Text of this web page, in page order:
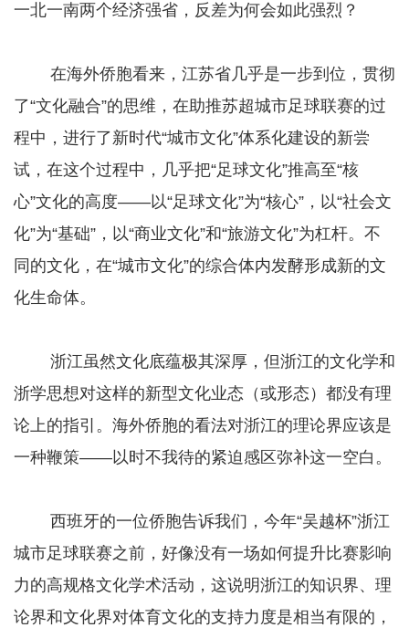
一北一南两个经济强省，反差为何会如此强烈？
在海外侨胞看来，江苏省几乎是一步到位，贯彻
了“文化融合”的思维，在助推苏超城市足球联赛的过
程中，进行了新时代“城市文化”体系化建设的新尝
试，在这个过程中，几乎把“足球文化”推高至“核
心”文化的高度——以“足球文化”为“核心”，以“社会文
化”为“基础”，以“商业文化”和“旅游文化”为杠杆。不
同的文化，在“城市文化”的综合体内发酵形成新的文
化生命体。
浙江虽然文化底蕴极其深厚，但浙江的文化学和
浙学思想对这样的新型文化业态（或形态）都没有理
论上的指引。海外侨胞的看法对浙江的理论界应该是
一种鞭策——以时不我待的紧迫感区弥补这一空白。
西班牙的一位侨胞告诉我们，今年“吴越杯”浙江
城市足球联赛之前，好像没有一场如何提升比赛影响
力的高规格文化学术活动，这说明浙江的知识界、理
论界和文化界对体育文化的支持力度是相当有限的，